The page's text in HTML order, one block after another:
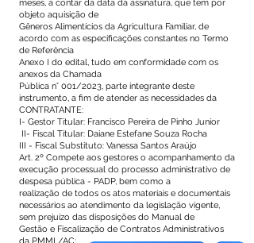
meses, a contar da data da assinatura, que tem por
objeto aquisição de
Gêneros Alimentícios da Agricultura Familiar, de
acordo com as especificações constantes no Termo
de Referência
Anexo I do edital, tudo em conformidade com os
anexos da Chamada
Pública n° 001/2023, parte integrante deste
instrumento, a fim de atender as necessidades da
CONTRATANTE:
I- Gestor Titular: Francisco Pereira de Pinho Junior
II- Fiscal Titular: Daiane Estefane Souza Rocha
III - Fiscal Substituto: Vanessa Santos Araújo
Art. 2º Compete aos gestores o acompanhamento da
execução processual do processo administrativo de
despesa pública - PADP, bem como a
realização de todos os atos materiais e documentais
necessários ao atendimento da legislação vigente,
sem prejuízo das disposições do Manual de
Gestão e Fiscalização de Contratos Administrativos